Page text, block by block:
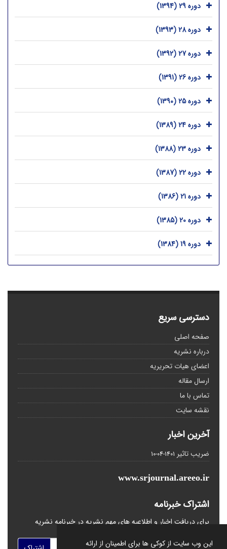
این وب سایت از کوکی ها برای اطمینان از ارائه
دوره 29 (1394)
دوره 28 (1393)
دوره 27 (1392)
دوره 26 (1391)
دوره 25 (1390)
دوره 24 (1389)
دوره 23 (1388)
دوره 22 (1387)
دوره 21 (1386)
دوره 20 (1385)
دوره 19 (1384)
دسترسی سریع
صفحه اصلی
درباره نشریه
اعضای هیات تحریریه
ارسال مقاله
تماس با ما
نقشه سایت
آخرین اخبار
ضریب تاثیر 1401-04-10
www.srjournal.areeo.ir
اشتراک خبرنامه
برای دریافت اخبار و اطلاعیه های مهم نشریه در خبرنامه نشریه